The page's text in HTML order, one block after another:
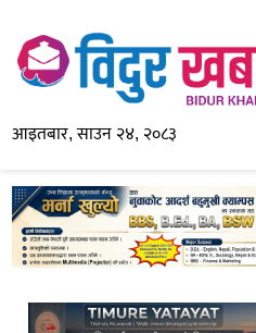
आइतबार, साउन २४, २०८३